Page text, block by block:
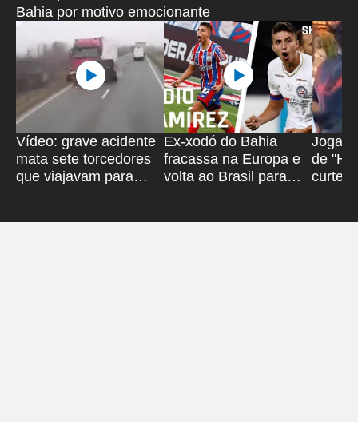
Bahia por motivo emocionante
Vídeo: grave acidente
mata sete torcedores
que viajavam para
Ex-xodó do Bahia
fracassa na Europa e
volta ao Brasil para
de